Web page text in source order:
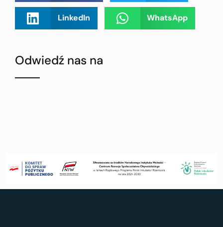
LinkedIn WhatsApp
Odwiedź nas na